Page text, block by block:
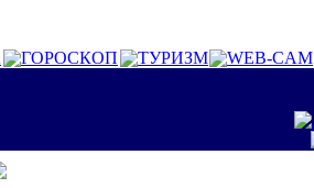
ГОРОСКОП ТУРИЗМ WEB-CAM